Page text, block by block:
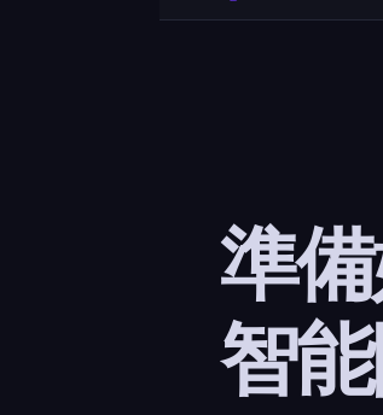
準
智